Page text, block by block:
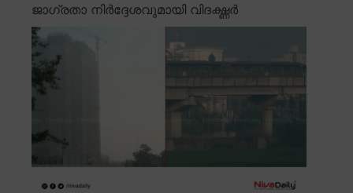
ജാഗ്രതാ നിർദ്ദേശവുമായി വിദഗ്ദ്ധർ